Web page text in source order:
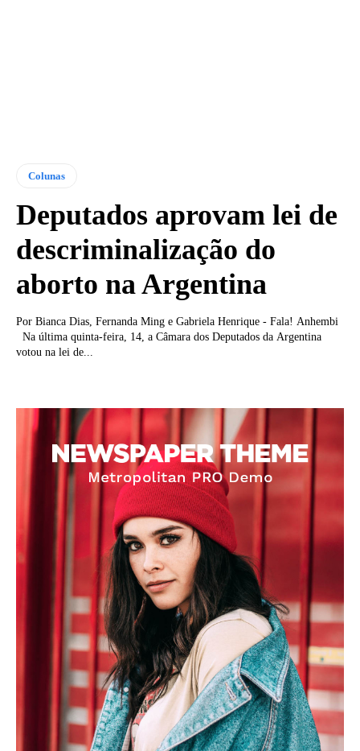
Colunas
Deputados aprovam lei de
descriminalização do
aborto na Argentina
Por Bianca Dias, Fernanda Ming e Gabriela Henrique - Fala! Anhembi
Na última quinta-feira, 14, a Câmara dos Deputados da Argentina
votou na lei de...